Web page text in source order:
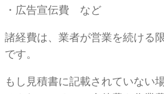
・広告宣伝費 など
諸経費は、業者が営業を続ける
です。
もし見積書に記載されていない